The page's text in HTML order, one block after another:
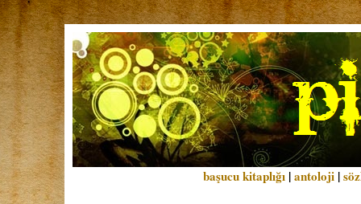
başucu kitaplığı |antoloji |